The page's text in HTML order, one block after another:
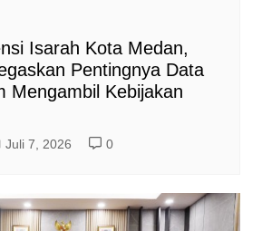
Isarah Kota Medan,
Pentingnya Data
Mengambil Kebijakan
Juli 7, 2026 0